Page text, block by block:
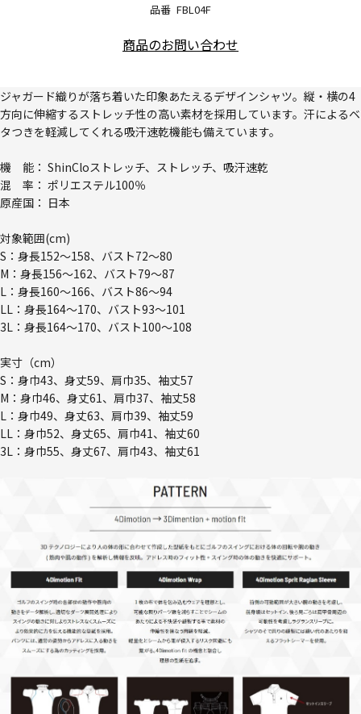
品番 FBL04F
商品のお問い合わせ
ジャガード織りが落ち着いた印象あたえるデザインシャツ。縦・横の4
方向に伸縮するストレッチ性の高い素材を採用しています。汗によるベ
タつきを軽減してくれる吸汗速乾機能も備えています。
機 能： ShinCloストレッチ、ストレッチ、吸汗速乾
混 率： ポリエステル100％
原産国： 日本
対象範囲(cm)
S：身長152～158、バスト72～80
M：身長156～162、バスト79～87
L：身長160～166、バスト86～94
LL：身長164～170、バスト93～101
3L：身長164～170、バスト100～108
実寸（cm）
S：身巾43、身丈59、肩巾35、袖丈57
M：身巾46、身丈61、肩巾37、袖丈58
L：身巾49、身丈63、肩巾39、袖丈59
LL：身巾52、身丈65、肩巾41、袖丈60
3L：身巾55、身丈67、肩巾43、袖丈61